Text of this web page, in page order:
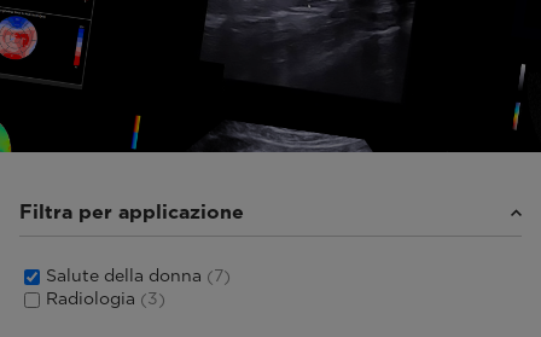
Filtra per applicazione
Salute della donna (7)
Radiologia (3)